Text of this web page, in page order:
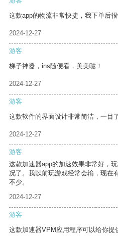
这款app的物流非常快捷，我下单后很
2024-12-27
游客
梯子神器，ins随便看，美美哒！
2024-12-27
游客
这款软件的界面设计非常简洁，一目了
2024-12-27
游客
这款加速器app的加速效果非常好，
况了。我以前玩游戏经常会输，现在
不少。
2024-12-27
游客
这款加速器VPM应用程序可以给你提